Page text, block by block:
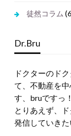
徒然コラム
Dr.Bru
ドクターのド
て、不動産を
す、bruですっ！
とりあえず、
発信していきた